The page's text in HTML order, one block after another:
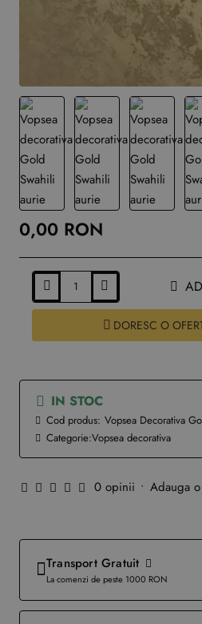
IN STOC
Cod produs: Vopsea Decorativa
Categorie:Vopsea decorativa
0 opinii • Adauga
0,00 RON
DORESC O
Transport Gratuit
La comenzi de peste 1000 RON